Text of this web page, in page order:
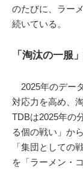
のたびに、ラー
続いている。
「淘汰の一服
2025年のデー
対応力を高め、
TDBは2025年の
る個の戦い」か
「集団としての
を「ラーメン・